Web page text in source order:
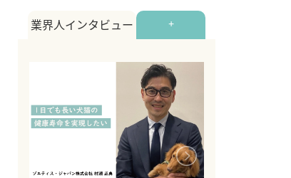
業界人インタビュー +